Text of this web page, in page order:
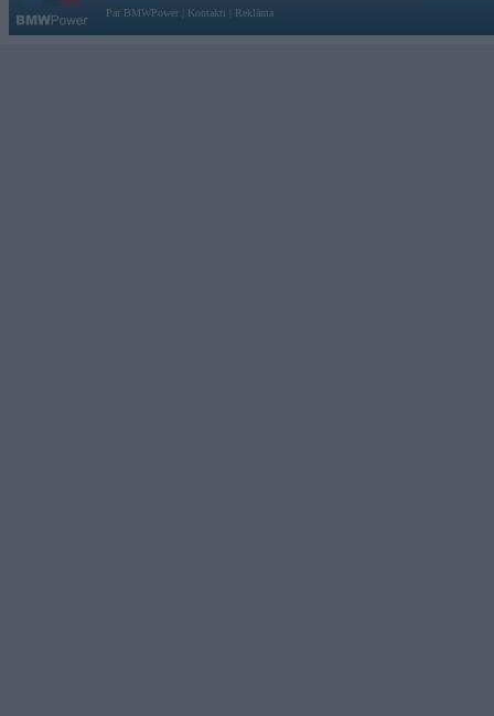
Par BMWPower
Kontakti Reklāma